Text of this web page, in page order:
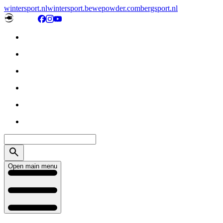
wintersport.nlwintersport.bewepowder.combergsport.nl
Open main menu